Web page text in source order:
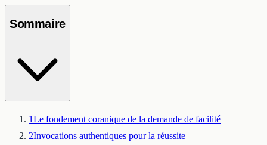
Sommaire
1Le fondement coranique de la demande de facilité
2Invocations authentiques pour la réussite